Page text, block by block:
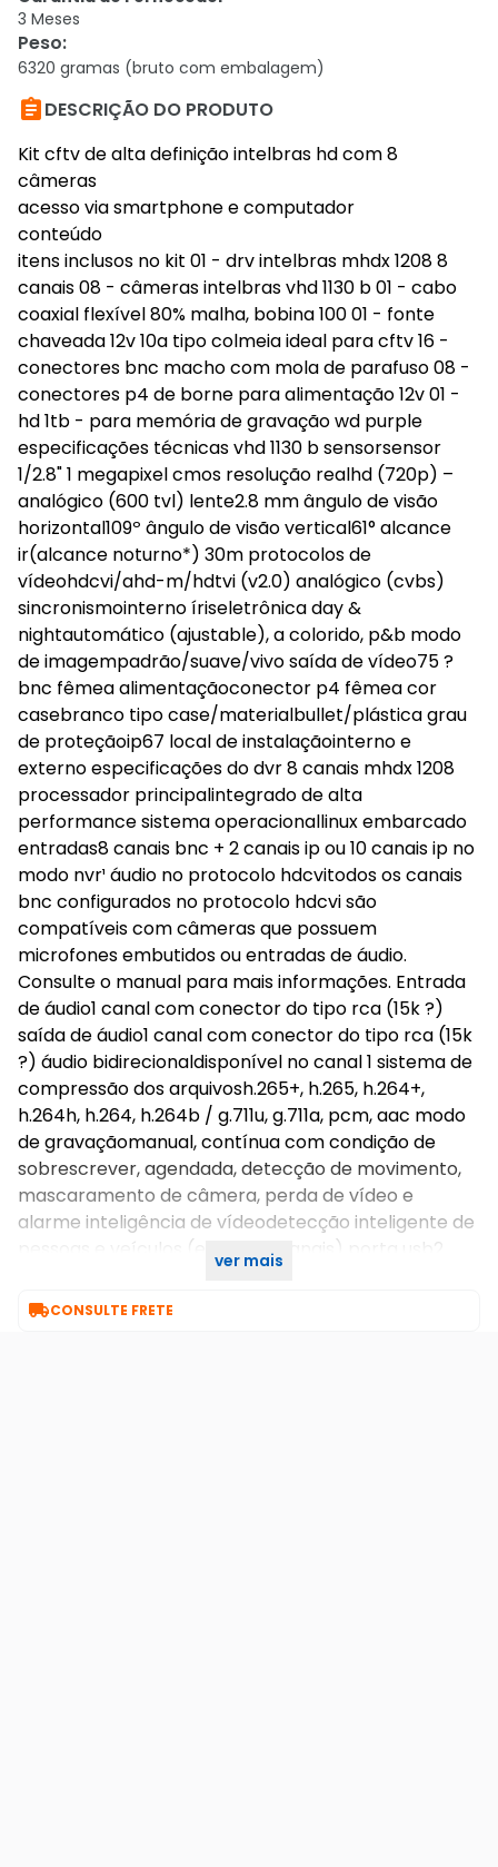
3 Meses
Peso:
6320 gramas (bruto com embalagem)
DESCRIÇÃO DO PRODUTO
Kit cftv de alta definição intelbras hd com 8
câmeras
acesso via smartphone e computador
conteúdo
itens inclusos no kit 01 - drv intelbras mhdx 1208 8
canais 08 - câmeras intelbras vhd 1130 b 01 - cabo
coaxial flexível 80% malha, bobina 100 01 - fonte
chaveada 12v 10a tipo colmeia ideal para cftv 16 -
conectores bnc macho com mola de parafuso 08 -
conectores p4 de borne para alimentação 12v 01 -
hd 1tb - para memória de gravação wd purple
especificações técnicas vhd 1130 b sensorsensor
1/2.8" 1 megapixel cmos resolução realhd (720p) –
analógico (600 tvl) lente2.8 mm ângulo de visão
horizontal109º ângulo de visão vertical61° alcance
ir(alcance noturno*) 30m protocolos de
vídeohdcvi/ahd-m/hdtvi (v2.0) analógico (cvbs)
sincronismointerno íriseletrônica day &
nightautomático (ajustable), a colorido, p&b modo
de imagempadrão/suave/vivo saída de vídeo75 ?
bnc fêmea alimentaçãoconector p4 fêmea cor
casebranco tipo case/materialbullet/plástica grau
de proteçãoip67 local de instalaçãointerno e
externo especificações do dvr 8 canais mhdx 1208
processador principalintegrado de alta
performance sistema operacionallinux embarcado
entradas8 canais bnc + 2 canais ip ou 10 canais ip no
modo nvr¹ áudio no protocolo hdcvitodos os canais
bnc configurados no protocolo hdcvi são
compatíveis com câmeras que possuem
microfones embutidos ou entradas de áudio.
Consulte o manual para mais informações. Entrada
de áudio1 canal com conector do tipo rca (15k ?)
saída de áudio1 canal com conector do tipo rca (15k
?) áudio bidirecionaldisponível no canal 1 sistema de
compressão dos arquivosh.265+, h.265, h.264+,
h.264h, h.264, h.264b / g.711u, g.711a, pcm, aac modo
de gravaçãomanual, contínua com condição de
sobrescrever, agendada, detecção de movimento,
mascaramento de câmera, perda de vídeo e
alarme inteligência de vídeodetecção inteligente de
pessoas e veículos (em até 8 canais) porta usb2
ver mais
CONSULTE FRETE